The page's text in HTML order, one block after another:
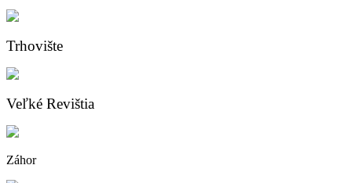
Trhovište
Veľké Revištia
Záhor